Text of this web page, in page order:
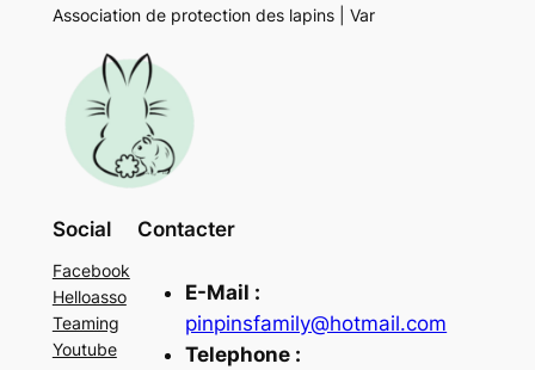
Association de protection des lapins | Var
Social
Facebook
Helloasso
Teaming
Youtube
Contacter
E-Mail :
pinpinsfamily@hotmail.com
Telephone :